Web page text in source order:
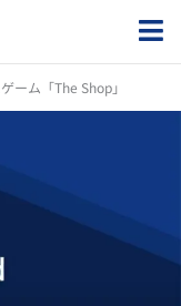
ーム「The Shop」​